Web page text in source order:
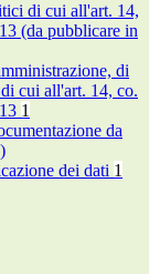
di cui all'art. 14,
(da pubblicare in
di
cui all'art. 14, co.
1
da
dei dati 1